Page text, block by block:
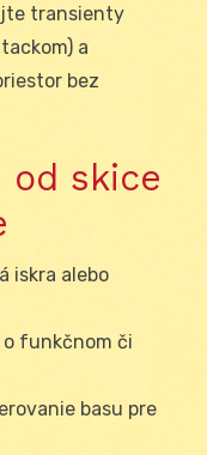
transienty
a
bez
od skice
iskra alebo
funkčnom či
basu pre